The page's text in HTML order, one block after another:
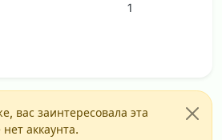
1
вас заинтересовала эта
аккаунта.